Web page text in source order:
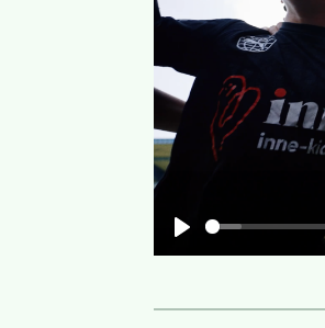
Abspielen